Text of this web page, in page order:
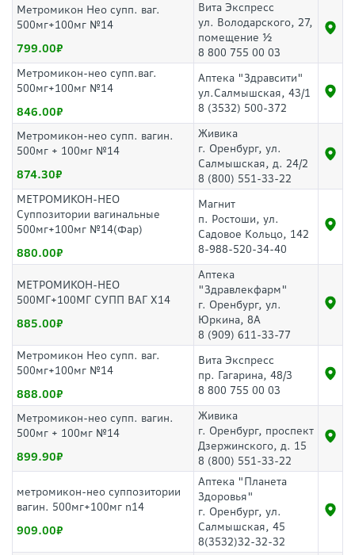
Метромикон Нео супп. ваг.
500мг+100мг №14
799.00
Вита Экспресс
ул. Володарского, 27,
помещение ½
8 800 755 00 03
Метромикон-нео супп.ваг.
500мг+100мг №14
846.00
Аптека "Здравсити"
ул.Салмышская, 43/1
8 (3532) 500-372
Метромикон-нео супп. вагин.
500мг + 100мг №14
874.30
Живика
г. Оренбург, ул.
Салмышская, д. 24/2
8 (800) 551-33-22
МЕТРОМИКОН-НЕО
Суппозитории вагинальные
500мг+100мг №14(Фар)
880.00
Магнит
п. Ростоши, ул.
Садовое Кольцо, 142
8-988-520-34-40
МЕТРОМИКОН-НЕО
500МГ+100МГ СУПП ВАГ Х14
885.00
Аптека
"Здравлекфарм"
г. Оренбург, ул.
Юркина, 8А
8 (909) 611-33-77
Метромикон Нео супп. ваг.
500мг+100мг №14
888.00
Вита Экспресс
пр. Гагарина, 48/3
8 800 755 00 03
Метромикон-нео супп. вагин.
500мг + 100мг №14
899.90
Живика
г. Оренбург, проспект
Дзержинского, д. 15
8 (800) 551-33-22
метромикон-нео суппозитории
вагин. 500мг+100мг n14
909.00
Аптека "Планета
Здоровья"
г. Оренбург, ул.
Салмышская, 45
8(3532)32-32-32